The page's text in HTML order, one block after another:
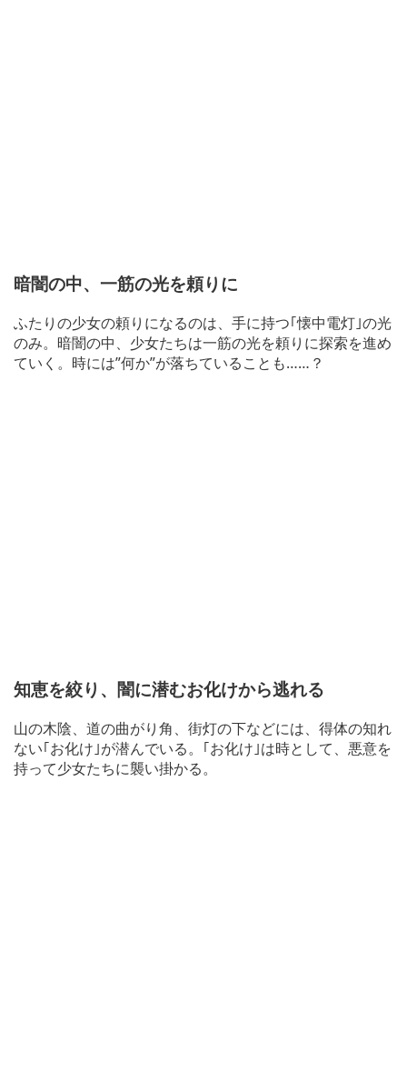
暗闇の中、一筋の光を頼りに
ふたりの少女の頼りになるのは、手に持つ｢懐中電灯｣の光
のみ。暗闇の中、少女たちは一筋の光を頼りに探索を進め
ていく。時には”何か”が落ちていることも……？
知恵を絞り、闇に潜むお化けから逃れる
山の木陰、道の曲がり角、街灯の下などには、得体の知れ
ない｢お化け｣が潜んでいる。｢お化け｣は時として、悪意を
持って少女たちに襲い掛かる。